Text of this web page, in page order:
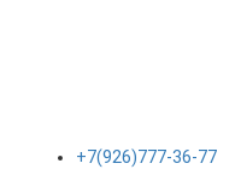
+7(926)777-36-77